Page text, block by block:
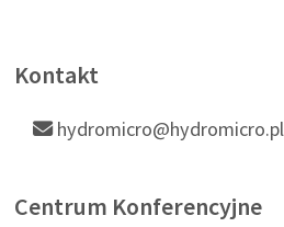
Kontakt
hydromicro@hydromicro.pl
Centrum Konferencyjne